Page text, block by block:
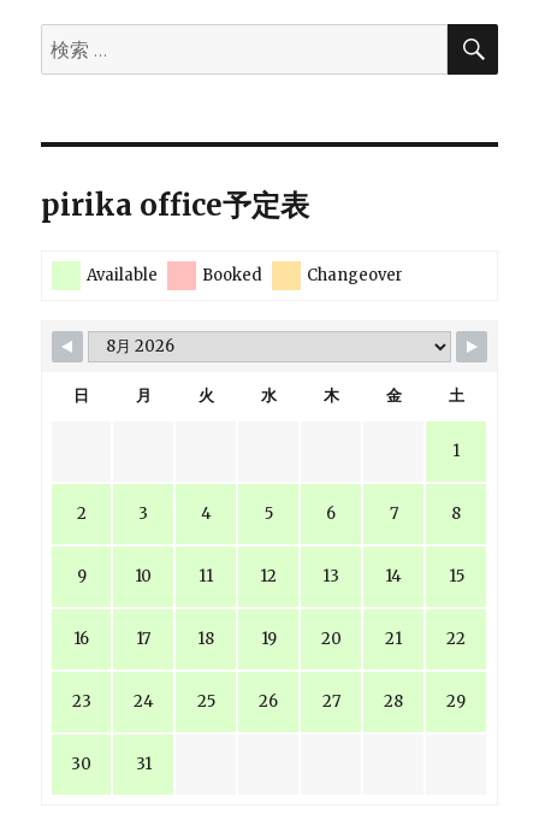
検
索:
検
pirika office予定表
Available Booked Changeover
日 月 火 水 木 金 土
1
2 3 4 5 6 7 8
9 10 11 12 13 14 15
16 17 18 19 20 21 22
23 24 25 26 27 28 29
30 31